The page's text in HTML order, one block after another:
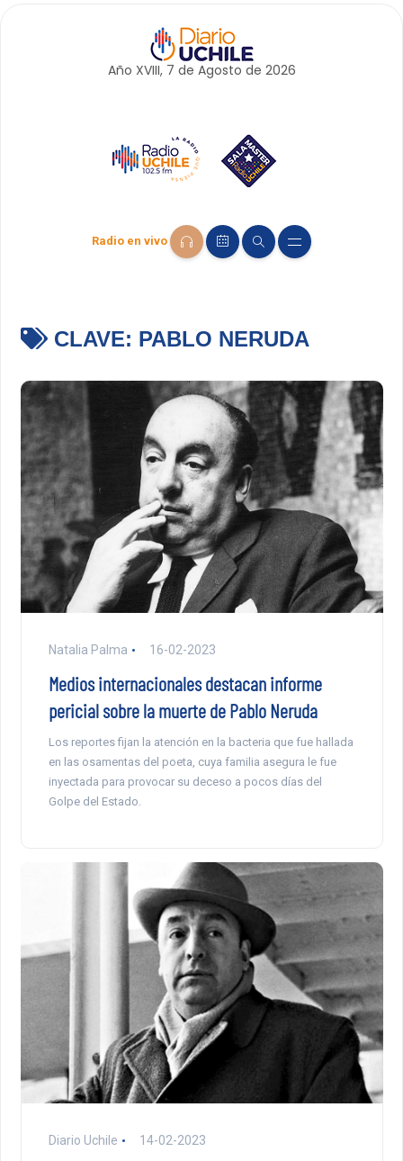
Año XVIII, 7 de Agosto de 2026
Radio en vivo
CLAVE: PABLO NERUDA
Natalia Palma 16-02-2023
Medios internacionales destacan informe
pericial sobre la muerte de Pablo Neruda
Los reportes fijan la atención en la bacteria que fue hallada
en las osamentas del poeta, cuya familia asegura le fue
inyectada para provocar su deceso a pocos días del
Golpe del Estado.
Diario Uchile 14-02-2023